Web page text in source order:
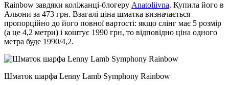
Rainbow завдяки коліжанці-блогеру Anatoliivna. Купила його в
Альони за 473 грн. Взагалі ціна шматка визначається
пропорційно до його повної вартості: якщо слінг має 5 розмір
(а це 4,2 метри) і коштує 1990 грн, то відповідно ціна одного
метра буде 1990/4,2.
Шматок шарфа Lenny Lamb Symphony Rainbow